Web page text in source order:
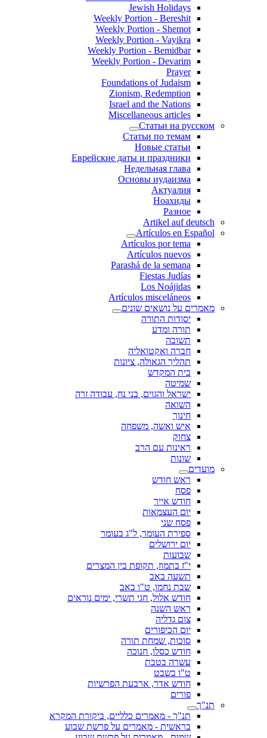
Jewish Holidays
Weekly Portion - Bereshit
Weekly Portion - Shemot
Weekly Portion - Vayikra
Weekly Portion - Bemidbar
Weekly Portion - Devarim
Prayer
Foundations of Judaism
Zionism, Redemption
Israel and the Nations
Miscellaneous articles
Статьи на русском
Статьи по темам
Новые статьи
Еврейские даты и праздники
Недельная глава
Основы иудаизма
Актуалия
Ноахиды
Разное
Artikel auf deutsch
Artículos en Español
Artículos por tema
Artículos nuevos
Parashá de la semana
Fiestas Judías
Los Noájidas
Artículos misceláneos
מאמרים על נושאים שונים
יסודות התורה
תורה ומדע
תשובה
חברה ואקטואליה
תהליך הגאולה, ציונות
בית המקדש
שמיטה
ישראל והגוים, בני נח, עבודה זרה
השואה
חינוך
איש ואשה, משפחה
צחוק
ראינות עם הרב
שונות
מועדים
ראש חודש
פסח
חודש אייר
יום העצמאות
פסח שני
ספירת העומר, ל"ג בעומר
יום ירושלים
שבועות
י"ז בתמוז, תקופת בין המצרים
תשעה באב
שבת נחמו, ט"ו באב
חודש אלול, חגי תשרי, ימים נוראים
ראש השנה
צום גדליה
יום הכיפורים
סוכות, שמחת תורה
חודש כסלו, חנוכה
עשרה בטבת
ט"ו בשבט
חודש אדר, ארבעת הפרשיות
פורים
תנ"ך
תנ"ך - מאמרים כלליים, ביקורת המקרא
בראשית - מאמרים על פרשת שבוע